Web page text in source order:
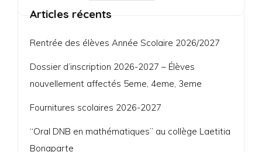
Articles récents
Rentrée des élèves Année Scolaire 2026/2027
Dossier d’inscription 2026-2027 – Élèves
nouvellement affectés 5eme, 4eme, 3eme
Fournitures scolaires 2026-2027
“Oral DNB en mathématiques” au collège Laetitia
Bonaparte